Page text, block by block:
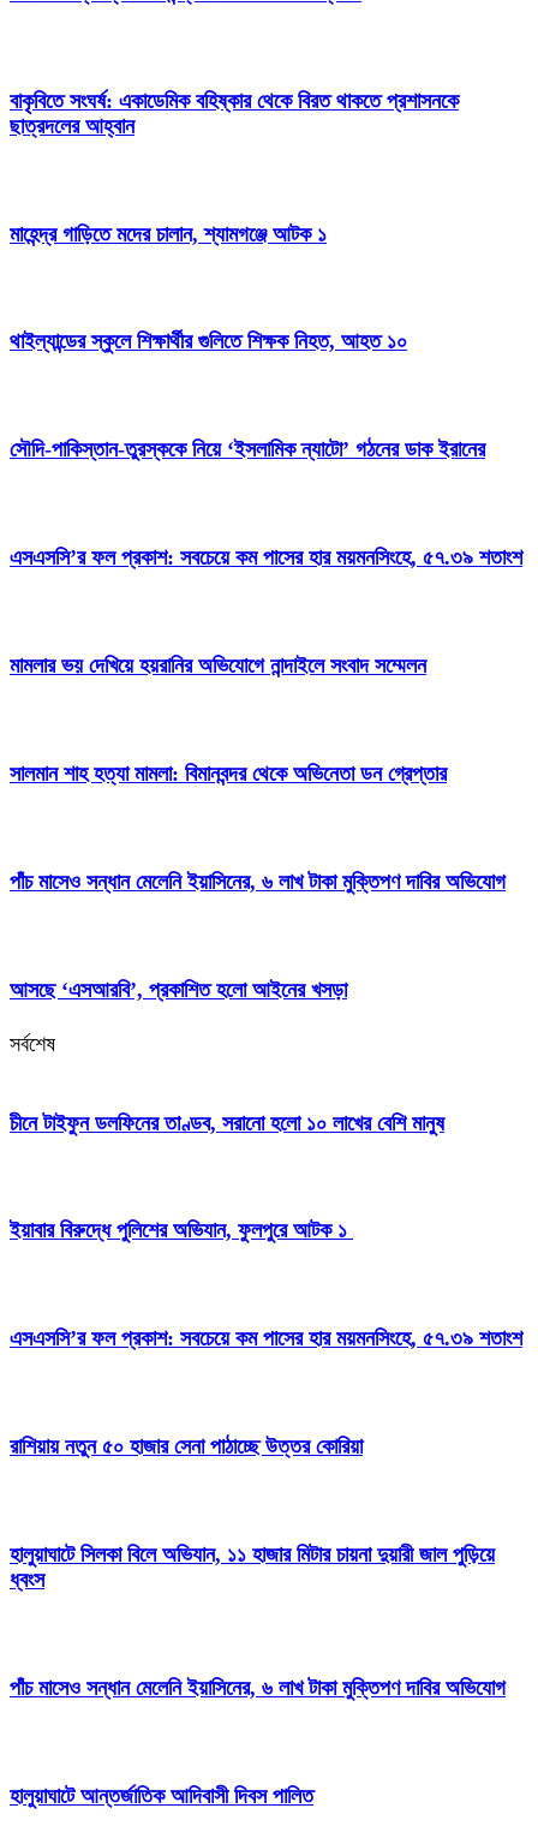
বাকৃবিতে সংঘর্ষ: একাডেমিক বহিষ্কার থেকে বিরত থাকতে প্রশাসনকে
ছাত্রদলের আহ্বান
মাহেন্দ্র গাড়িতে মদের চালান, শ্যামগঞ্জে আটক ১
থাইল্যান্ডের স্কুলে শিক্ষার্থীর গুলিতে শিক্ষক নিহত, আহত ১০
সৌদি-পাকিস্তান-তুরস্ককে নিয়ে ‘ইসলামিক ন্যাটো’ গঠনের ডাক ইরানের
এসএসসি’র ফল প্রকাশ: সবচেয়ে কম পাসের হার ময়মনসিংহে, ৫৭.৩৯ শতাংশ
মামলার ভয় দেখিয়ে হয়রানির অভিযোগে নান্দাইলে সংবাদ সম্মেলন
সালমান শাহ হত্যা মামলা: বিমানবন্দর থেকে অভিনেতা ডন গ্রেপ্তার
পাঁচ মাসেও সন্ধান মেলেনি ইয়াসিনের, ৬ লাখ টাকা মুক্তিপণ দাবির অভিযোগ
আসছে ‘এসআরবি’, প্রকাশিত হলো আইনের খসড়া
সর্বশেষ
চীনে টাইফুন ডলফিনের তাণ্ডব, সরানো হলো ১০ লাখের বেশি মানুষ
ইয়াবার বিরুদ্ধে পুলিশের অভিযান, ফুলপুরে আটক ১
এসএসসি’র ফল প্রকাশ: সবচেয়ে কম পাসের হার ময়মনসিংহে, ৫৭.৩৯ শতাংশ
রাশিয়ায় নতুন ৫০ হাজার সেনা পাঠাচ্ছে উত্তর কোরিয়া
হালুয়াঘাটে সিলকা বিলে অভিযান, ১১ হাজার মিটার চায়না দুয়ারী জাল পুড়িয়ে
ধ্বংস
পাঁচ মাসেও সন্ধান মেলেনি ইয়াসিনের, ৬ লাখ টাকা মুক্তিপণ দাবির অভিযোগ
হালুয়াঘাটে আন্তর্জাতিক আদিবাসী দিবস পালিত